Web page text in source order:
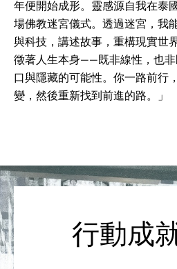
年便開始成形。靈感源自我在泰
場佛教迷宮儀式。透過迷宮，我
與科技，講述故事，重構現實世
徵著人生本身——既非線性，也非
口與隱藏的可能性。你一路前行
變，然後重新找到前進的路。」
行動成